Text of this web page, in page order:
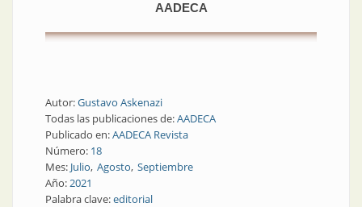
AADECA
Autor:Gustavo Askenazi
Todas las publicaciones de:AADECA
Publicado en:AADECA Revista
Número: 18
Mes: Julio Agosto Septiembre
Año:2021
Palabra clave:editorial